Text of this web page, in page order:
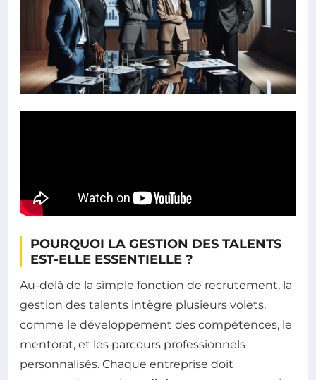
POURQUOI LA GESTION DES TALENTS
EST-ELLE ESSENTIELLE ?
Au-delà de la simple fonction de recrutement, la
gestion des talents intègre plusieurs volets,
comme le développement des compétences, le
mentorat, et les parcours professionnels
personnalisés. Chaque entreprise doit